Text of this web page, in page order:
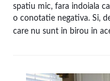
spatiu mic, fara indoiala
o conotatie negativa. Si,
care nu sunt in birou in